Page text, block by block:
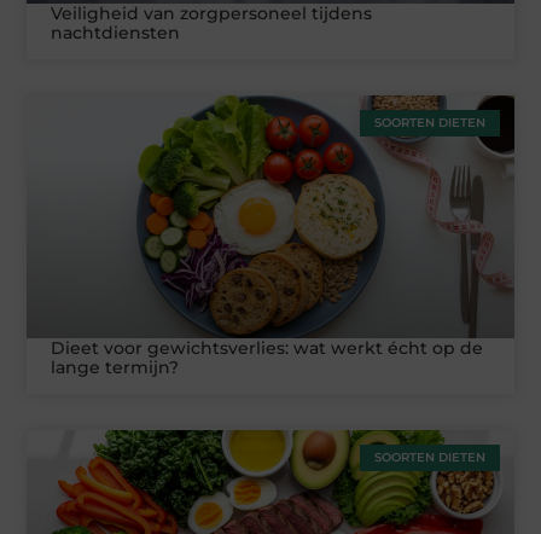
Veiligheid van zorgpersoneel tijdens
nachtdiensten
SOORTEN DIETEN
Dieet voor gewichtsverlies: wat werkt écht op de
lange termijn?
SOORTEN DIETEN